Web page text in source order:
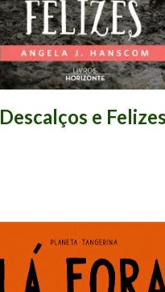
Descalços e Felizes